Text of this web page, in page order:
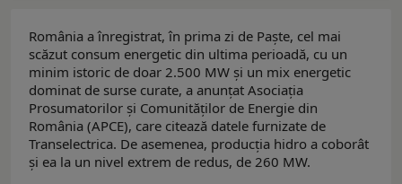
România a înregistrat, în prima zi de Paște, cel mai
scăzut consum energetic din ultima perioadă, cu un
minim istoric de doar 2.500 MW și un mix energetic
dominat de surse curate, a anunțat Asociația
Prosumatorilor și Comunităților de Energie din
România (APCE), care citează datele furnizate de
Transelectrica. De asemenea, producția hidro a coborât
și ea la un nivel extrem de redus, de 260 MW.